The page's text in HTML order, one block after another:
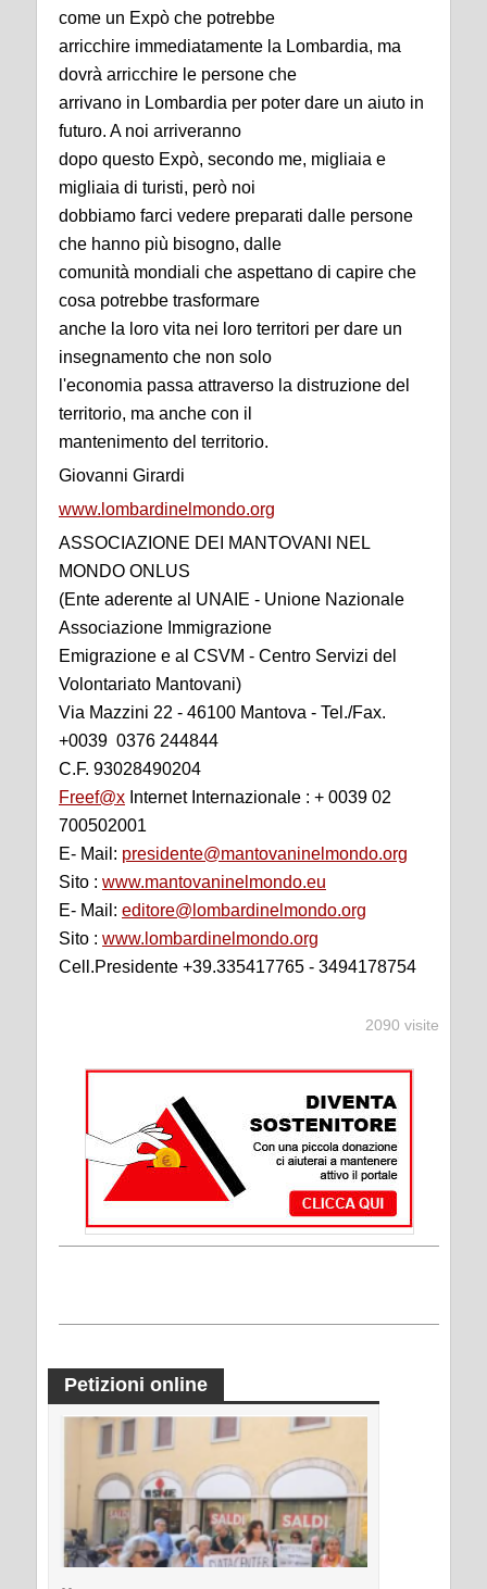
come un Expò che potrebbe
arricchire immediatamente la Lombardia, ma
dovrà arricchire le persone che
arrivano in Lombardia per poter dare un aiuto in
futuro. A noi arriveranno
dopo questo Expò, secondo me, migliaia e
migliaia di turisti, però noi
dobbiamo farci vedere preparati dalle persone
che hanno più bisogno, dalle
comunità mondiali che aspettano di capire che
cosa potrebbe trasformare
anche la loro vita nei loro territori per dare un
insegnamento che non solo
l'economia passa attraverso la distruzione del
territorio, ma anche con il
mantenimento del territorio.
Giovanni Girardi
www.lombardinelmondo.org
ASSOCIAZIONE DEI MANTOVANI NEL
MONDO ONLUS
(Ente aderente al UNAIE - Unione Nazionale
Associazione Immigrazione
Emigrazione e al CSVM - Centro Servizi del
Volontariato Mantovani)
Via Mazzini 22 - 46100 Mantova - Tel./Fax.
+0039 0376 244844
C.F. 93028490204
Freef@x Internet Internazionale : + 0039 02
700502001
E- Mail: presidente@mantovaninelmondo.org
Sito : www.mantovaninelmondo.eu
E- Mail: editore@lombardinelmondo.org
Sito : www.lombardinelmondo.org
Cell.Presidente +39.335417765 - 3494178754
2090 visite
Petizioni online